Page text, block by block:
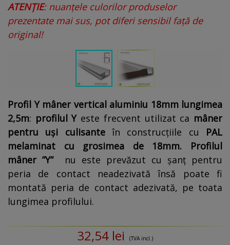
ATENȚIE: nuanțele culorilor produselor
prezentate mai sus, pot diferi sensibil față de
original!
Profil Y mâner vertical aluminiu 18mm lungimea
2,5m: profilul Y este frecvent utilizat ca mâner
pentru uși culisanteîn construcțiile cu PAL
melaminat cu grosimea de 18mm.
Profilul
mâner ”Y”nu este prevăzut cu șanț pentru
peria de contact neadezivată însă poate fi
montată peria de contact adezivată, pe toata
lungimea profilului.
32,54 lei (TVA incl.)